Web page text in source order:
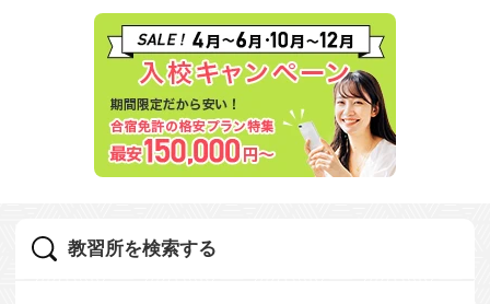
教習所を検索する